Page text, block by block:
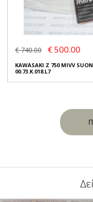
€ 740.00 € 500.00
KAWASAKI Z 750 MIVV
00.73.K.018.L7